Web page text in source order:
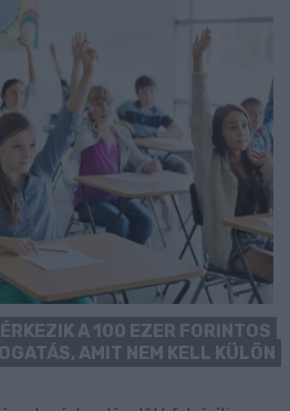
A 100 EZER FORINTOS
AMIT NEM KELL KÜLÖN